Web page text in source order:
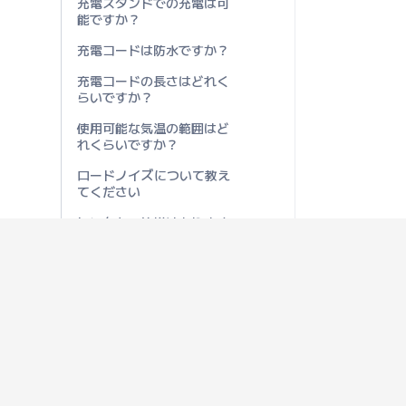
能ですか？
充電コードは防水ですか？
充電コードの長さはどれく
らいですか？
使用可能な気温の範囲はど
れくらいですか？
ロードノイズについて教え
てください
レンタカー仕様はあります